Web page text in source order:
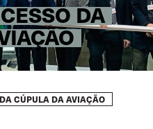
DA
CÚPULA DA AVIAÇÃO